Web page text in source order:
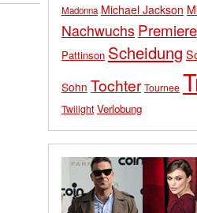
Madonna Michael Jackson
Nachwuchs Premiere
Pattinson Scheidung
Sohn Tochter Tournee
Twilight Verlobung